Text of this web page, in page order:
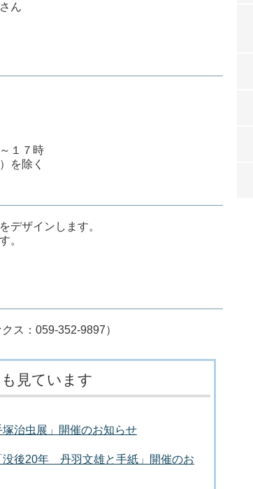
ん
１７時
を除く
デザインします。
。
：059-352-9897）
見ています
治虫展」開催のお知らせ
後20年 丹羽文雄と手紙」開催のお